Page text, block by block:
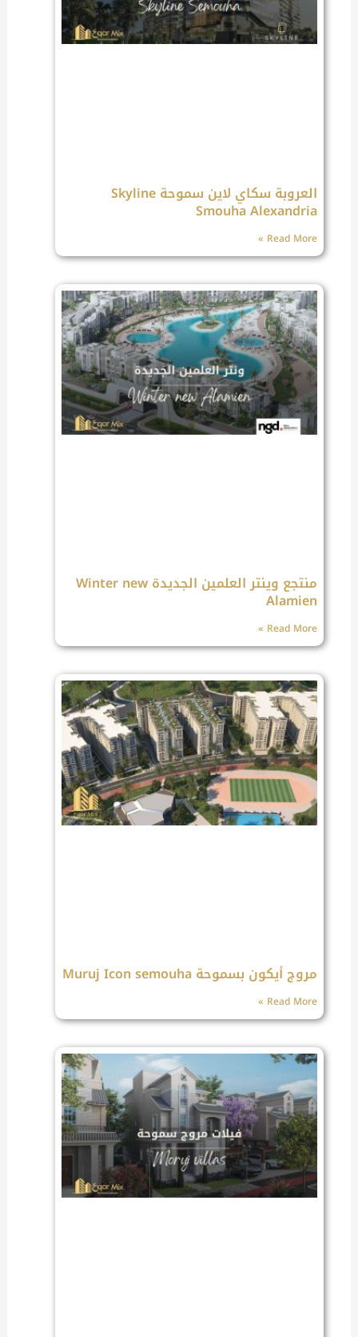
العروبة سكاي لاين سموحة Skyline
Smouha Alexandria
Read More »
منتجع وينتر العلمين الجديدة Winter new
Alamien
Read More »
مروج أيكون بسموحة Muruj Icon semouha
Read More »